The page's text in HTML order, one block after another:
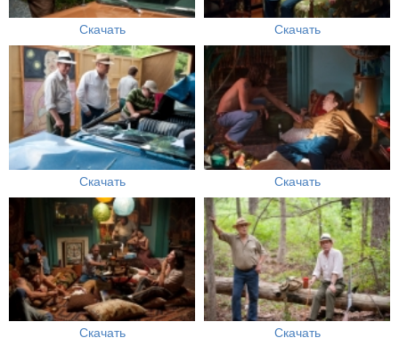
Скачать Скачать
Скачать Скачать
Скачать Скачать